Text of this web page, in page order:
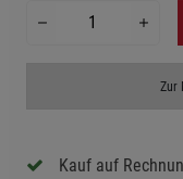
Zur
Kauf auf